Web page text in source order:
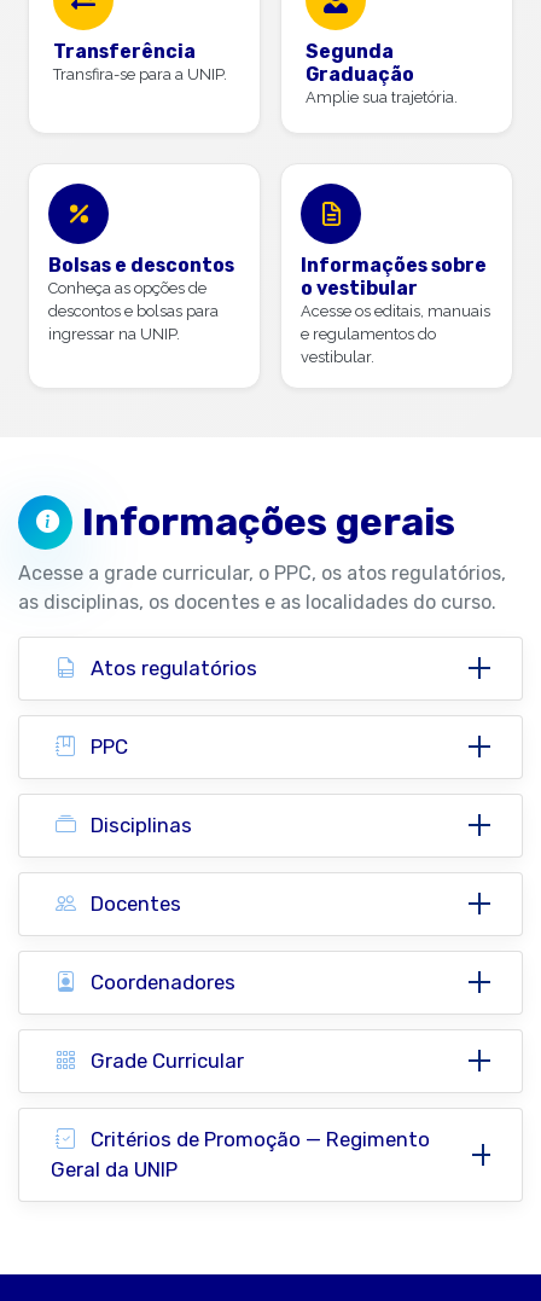
Transferência
Transfira-se para a UNIP.
Segunda
Graduação
Amplie sua trajetória.
Bolsas e descontos
Conheça as opções de
descontos e bolsas para
ingressar na UNIP.
Informações sobre
o vestibular
Acesse os editais, manuais
e regulamentos do
vestibular.
Informações gerais
Acesse a grade curricular, o PPC, os atos regulatórios,
as disciplinas, os docentes e as localidades do curso.
Atos regulatórios
PPC
Disciplinas
Docentes
Coordenadores
Grade Curricular
Critérios de Promoção — Regimento
Geral da UNIP